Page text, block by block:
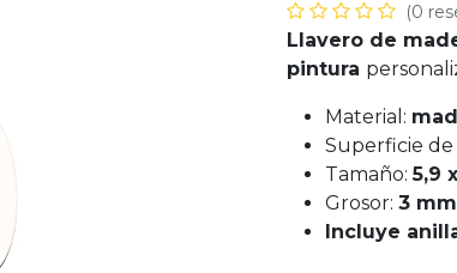
(0
Llavero de
pintura
Material:
Superficie
Tamaño:5,9
Grosor: 3 mm
Incluye